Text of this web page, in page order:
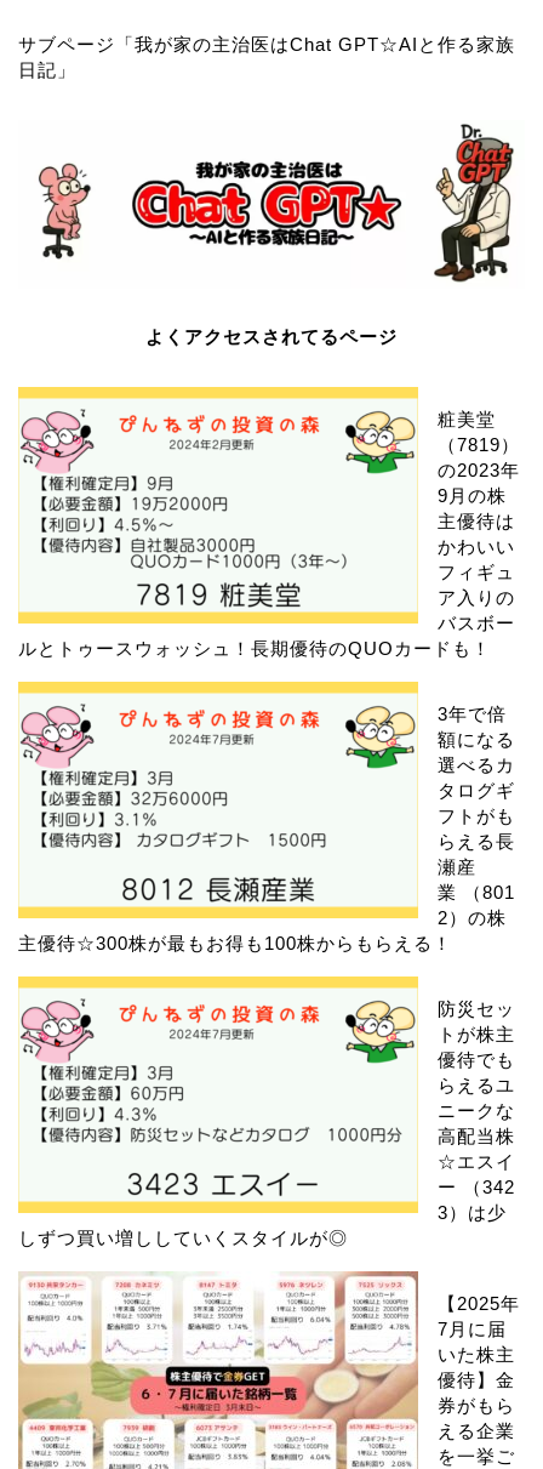
サブページ「我が家の主治医はChat GPT☆AIと作る家族
日記 」
よくアクセスされてるページ
粧美堂
（7819）
の2023年
9月の株
主優待は
かわいい
フィギュ
ア入りの
バスボー
ルとトゥースウォッシュ！長期優待のQUOカードも！
3年で倍
額になる
選べるカ
タログギ
フトがも
らえる長
瀬産
業 （801
2）の株
主優待☆300株が最もお得も100株からもらえる！
防災セッ
トが株主
優待でも
らえるユ
ニークな
高配当株
☆エスイ
ー （342
3）は少
しずつ買い増ししていくスタイルが◎
【2025年
7月に届
いた株主
優待】金
券がもら
える企業
を一挙ご